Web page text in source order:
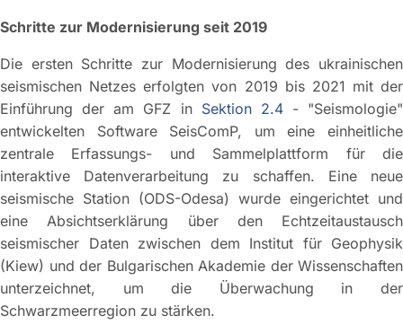
Schritte zur Modernisierung seit 2019
Die ersten Schritte zur Modernisierung des ukrainischen
seismischen Netzes erfolgten von 2019 bis 2021 mit der
Einführung der am GFZ in Sektion 2.4- "Seismologie"
entwickelten Software SeisComP, um eine einheitliche
zentrale Erfassungs- und Sammelplattform für die
interaktive Datenverarbeitung zu schaffen. Eine neue
seismische Station (ODS-Odesa) wurde eingerichtet und
eine Absichtserklärung über den Echtzeitaustausch
seismischer Daten zwischen dem Institut für Geophysik
(Kiew) und der Bulgarischen Akademie der Wissenschaften
unterzeichnet, um die Überwachung in der
Schwarzmeerregion zu stärken.